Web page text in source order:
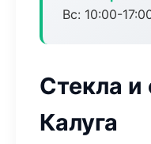
Вс: 10:00-
Стекла и
Калуга